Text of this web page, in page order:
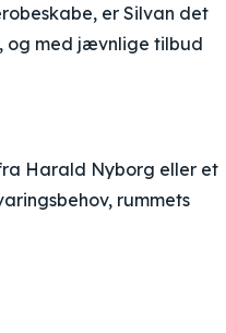
er Silvan det
og med jævnlige tilbud
Harald Nyborg eller et
rummets